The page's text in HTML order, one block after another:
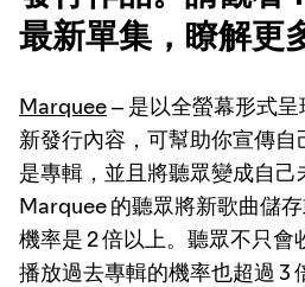
最新單集，瞭解更
Marquee– 是以全螢幕形式
新發行內容，可幫助你宣傳自
是專輯，並且將聽眾變成自
Marquee 的聽眾將新歌曲儲
機率是 2 倍以上。聽眾不只
播放過去專輯的機率也超過 3